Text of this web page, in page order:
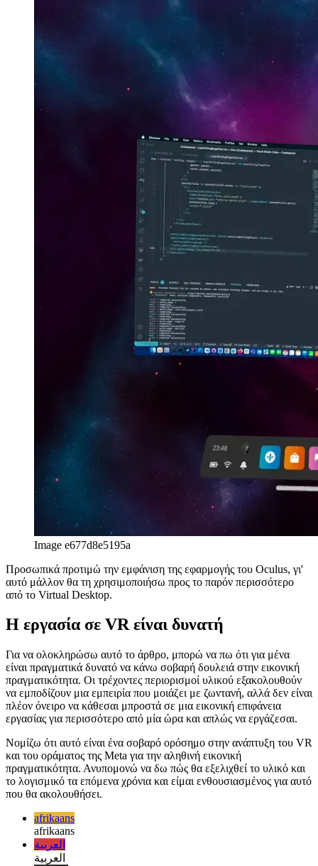
Image e677d8e5195a
Προσωπικά προτιμώ την εμφάνιση της εφαρμογής του Oculus, γι'
από το Virtual Desktop.
Η εργασία σε VR είναι δυνατή
Για να ολοκληρώσω αυτό το άρθρο, μπορώ να πω ότι για μένα
είναι πραγματικά δυνατό να κάνω σοβαρή δουλειά στην εικονική
πραγματικότητα. Οι τρέχοντες περιορισμοί υλικού εξακολουθούν
να εμποδίζουν μια εμπειρία που μοιάζει με ζωντανή, αλλά δεν είναι
πλέον όνειρο να κάθεσαι μπροστά σε μια εικονική επιφάνεια
εργασίας για περισσότερο από μία ώρα και απλώς να εργάζεσαι.
Νομίζω ότι αυτό είναι ένα σοβαρό ορόσημο στην ανάπτυξη του VR
και του οράματος της Meta για την αληθινή εικονική
πραγματικότητα. Ανυπομονώ να δω πώς θα εξελιχθεί το υλικό και
το λογισμικό τα επόμενα χρόνια και είμαι ενθουσιασμένος για αυτό
που θα ακολουθήσει.